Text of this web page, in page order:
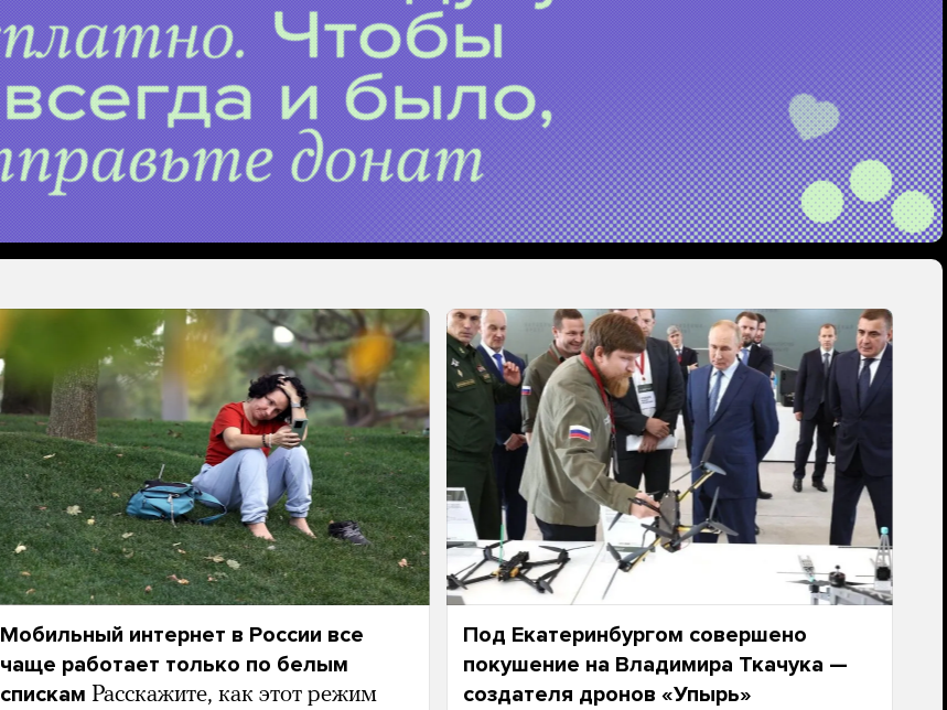
Мобильный интернет в России все
чаще работает только по белым
спискам Расскажите, как этот режим
Под Екатеринбургом совершено
покушение на Владимира Ткачука —
создателя дронов «Упырь»